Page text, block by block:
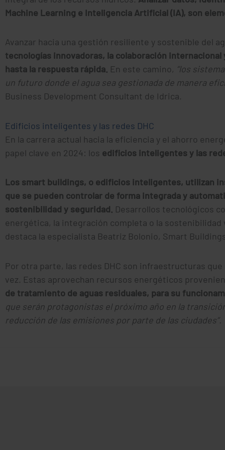
Machine Learning e Inteligencia Artificial (IA), son
Avanzar hacia una gestión resiliente y sostenible del
tecnologías innovadoras, la colaboración
hasta la respuesta rápida. En este camino, “los
un futuro donde el agua sea gestionada de manera
Business Development Consultant de Idrica.
Edificios inteligentes y las redes DHC
En la carrera actual hacia la eficiencia y el ahorro
papel clave en 2024: los edificios inteligentes y las
Los smart buildings, o edificios inteligentes, utilizan
que se pueden controlar de forma integrada y
sostenibilidad y seguridad. Desarrollos tecnológicos
energética, la integración completa o la
destaca la especialista Beatriz Bolonio, Smart
Por otra parte, las redes DHC son infraestructuras
vez. Estas aprovechan recursos energéticos
de tratamiento de aguas residuales, para su
que serán protagonistas el próximo año en la
reducción de las emisiones por parte de las ciudades”.